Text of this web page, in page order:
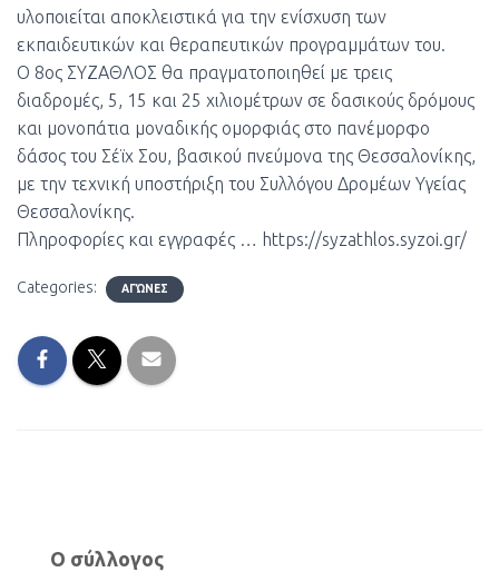
υλοποιείται αποκλειστικά για την ενίσχυση των
εκπαιδευτικών και θεραπευτικών προγραμμάτων του.
Ο 8ος ΣΥΖΑΘΛΟΣ θα πραγματοποιηθεί με τρεις
διαδρομές, 5, 15 και 25 χιλιομέτρων σε δασικούς δρόμους
και μονοπάτια μοναδικής ομορφιάς στο πανέμορφο
δάσος του Σέϊχ Σου, βασικού πνεύμονα της Θεσσαλονίκης,
με την τεχνική υποστήριξη του Συλλόγου Δρομέων Υγείας
Θεσσαλονίκης.
Πληροφορίες και εγγραφές … https://syzathlos.syzoi.gr/
Categories: ΑΓΏΝΕΣ
Ο σύλλογος